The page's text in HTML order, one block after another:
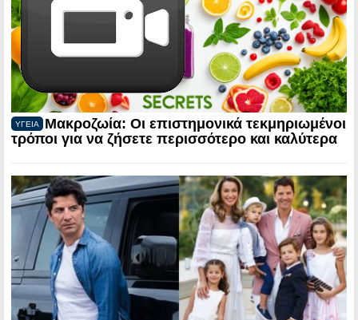
ΥΓΕΙΑ
Μακροζωία: Οι επιστημονικά τεκμηριωμένοι
τρόποι για να ζήσετε περισσότερο και καλύτερα